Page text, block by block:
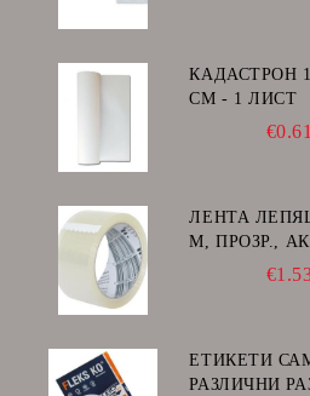
КАДАСТРОН 190
СМ - 1 ЛИСТ
€0.61
ЛЕНТА
Μ, ПРОЗР.,
ЕТИКЕТИ
РАЗЛИЧНИ